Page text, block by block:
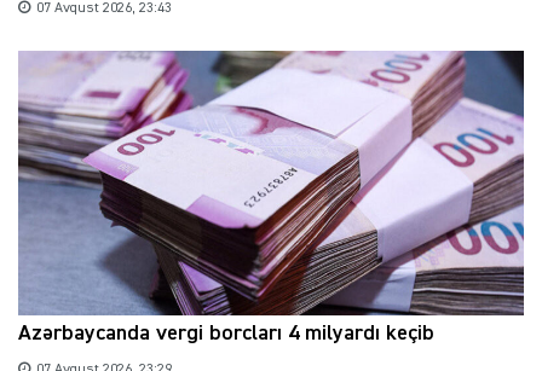
07 Avqust 2026, 23:43
Azərbaycanda vergi borcları 4 milyardı keçib